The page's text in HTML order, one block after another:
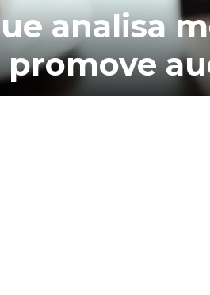
analisa